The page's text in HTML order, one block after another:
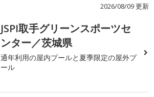
2026/08/09 更新
JSPI取手グリーンスポーツセ
ンター／茨城県
通年利用の屋内プールと夏季限定の屋外プ
ール